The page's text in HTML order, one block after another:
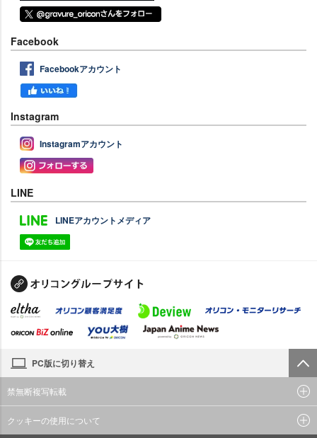
Facebook
Facebookアカウント
Instagram
Instagramアカウント
LINE
LINEアカウントメディア
PC版に切り替え
禁無断複写転載
クッキーの使用について